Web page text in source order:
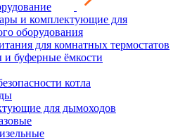
и комплектующие для
оборудования
для комнатных термостатов
и буферные ёмкости
котла
для дымоходов